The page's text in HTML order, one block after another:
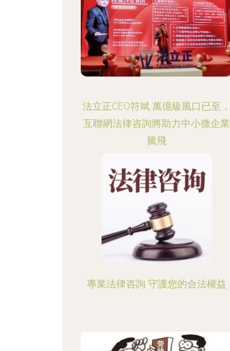
法立正CEO符斌 萬億級風口已至，
互聯網法律咨詢將助力中小微企業
騰飛
專業法律咨詢 守護您的合法權益